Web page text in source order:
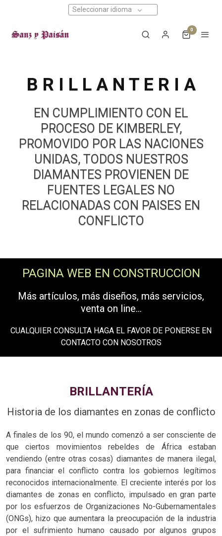
Seleccionar idioma
0
B R I L L A N T E R I A
EN CUMPLIMIENTO CON EL
PROCESO DE KIMBERLEY,
PROMOVIDO POR LAS NACIONES
UNIDAS, TODOS NUESTROS
DIAMANTES PROVIENEN DE
FUENTES LEGALES NO
RELACIONADAS CON PAISES EN
CONFLICTO
PAGINA WEB EN CONSTRUCCION
Más artículos, más diseños, más servicios,
venta on line...
CUALQUIER CONSULTA HAGA EL FAVOR DE PONERSE EN
CONTACTO CON NOSOTROS
BRILLANTERÍA
Historia de los diamantes en zonas de conflicto
A finales de los 90, el mundo comenzó a ser consciente de
que ciertos movimientos rebeldes de África estaban
vendiendo (entre otras cosas) diamantes de manera ilegal,
para financiar el conflicto contra los gobiernos legítimos
reconocidos internacionalmente. El creciente interés por los
diamantes de zonas en conflicto, impulsado en gran parte
por los esfuerzos de Organizaciones No-Gubernamentales
(ONGs), hizo que aumentara la preocupación de la industria
por el sufrimiento humano causado por algunos grupos